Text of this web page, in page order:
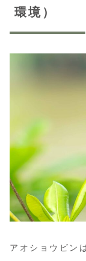
環境）
アオショウビン